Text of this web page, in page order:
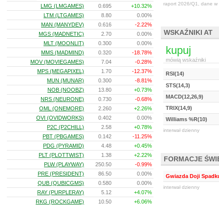
raport 2026/Q1, dane w
WSKAŹNIKI AT
kupuj
mówią wskaźniki
RSI(14)
STS(14,3)
MACD(12,26,9)
TRIX(14,9)
Williams %R(10)
interwał dzienny
FORMACJE
Gwiazda Doji
interwał dzienny
LMG (LMGAMES)
0.695
+10.32%
LTM (LTGAMES)
8.80
0.00%
MAN (MANYDEV)
0.616
-2.22%
MGS (MADNETIC)
2.70
0.00%
MLT (MOONLIT)
0.300
0.00%
MMS (MADMIND)
0.320
-18.78%
MOV (MOVIEGAMES)
7.04
-0.28%
MPS (MEGAPIXEL)
1.70
-12.37%
MUN (MUNAR)
0.300
-8.81%
NOB (NOOBZ)
13.80
+0.73%
NRS (NEURONE)
0.730
-0.68%
OML (ONEMORE)
2.260
+2.26%
OVI (OVIDWORKS)
0.402
0.00%
P2C (P2CHILL)
2.58
+0.78%
PBT (PBGAMES)
0.142
-11.25%
PDG (PYRAMID)
4.48
+0.45%
PLT (PLOTTWIST)
1.38
+2.22%
PLW (PLAYWAY)
250.50
-0.99%
PRE (PRESIDENT)
86.50
0.00%
QUB (QUBICGMS)
0.580
0.00%
RAY (PURPLERAY)
5.12
+4.07%
RKG (ROCKGAME)
10.50
+6.06%